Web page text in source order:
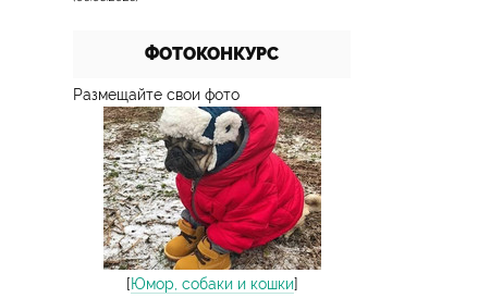
ФОТОКОНКУРС
Размещайте свои фото
[Юмор, собаки и кошки]